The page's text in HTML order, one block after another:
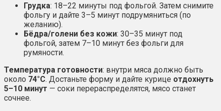
Грудка: 18–22 минуты под фольгой. Затем снимите
фольгу и дайте 3–5 минут подрумяниться (по
желанию).
Бёдра/голени без кожи: 30–35 минут под
фольгой, затем 7–10 минут без фольги для
румяности.
Температура готовности: внутри мяса должно быть
около 74°C. Достаньте форму и дайте курице отдохнуть
5–10 минут — соки перераспределятся, мясо станет
сочнее.